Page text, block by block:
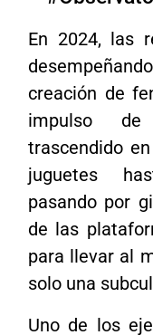
En 2024, las
creación de
impulso
trascendido
juguetes
pasando por
de las
para llevar al
solo una
Uno de los